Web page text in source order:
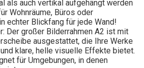
als auch vertikal aufgehängt werden
Wohnräume, Büros oder
echter Blickfang für jede Wand!
Der großer Bilderrahmen A2 ist mit
ausgestattet, die Ihre Werke
klare, helle visuelle Effekte bietet.
für Umgebungen, in denen